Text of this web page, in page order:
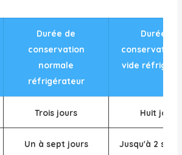
Durée de
conservation
normale
réfrigérateur
Durée de
conservation
vide
Trois jours Huit jours
Un à sept jours Jusqu'à 2